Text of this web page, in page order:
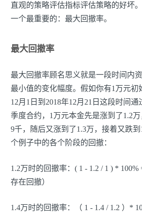
直观的策略评估指标评估策略的好坏
一个最重要的：最大回撤率。
最大回撤率
最大回撤率顾名思义就是一段时间内
最小值的变化幅度。假如你有1万元初
12月1日到2018年12月21日这段时间
季度合约，1万元本金先是涨到了1.2
9千，随后又涨到了1.3万，接着又跌
个例子中的各个阶段的回撤：
1.2万时的回撤率：( 1 - 1.2 / 1 ) * 100%
存在回撤）
1.4万时的回撤率：（ 1 - 1.4 / 1.2 ）*